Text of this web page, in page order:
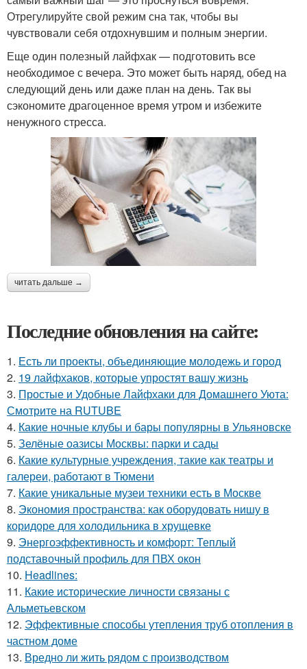
Отрегулируйте свой режим сна так, чтобы вы
чувствовали себя отдохнувшим и полным энергии.
Еще один полезный лайфхак — подготовить все
необходимое с вечера. Это может быть наряд, обед на
следующий день или даже план на день. Так вы
сэкономите драгоценное время утром и избежите
ненужного стресса.
читать дальше →
Последние обновления на сайте:
1. Есть ли проекты, объединяющие молодежь и город
2. 19 лайфхаков, которые упростят вашу жизнь
3. Простые и Удобные Лайфхаки для Домашнего Уюта:
Смотрите на RUTUBE
4. Какие ночные клубы и бары популярны в Ульяновске
5. Зелёные оазисы Москвы: парки и сады
6. Какие культурные учреждения, такие как театры и
галереи, работают в Тюмени
7. Какие уникальные музеи техники есть в Москве
8. Экономия пространства: как оборудовать нишу в
коридоре для холодильника в хрущевке
9. Энергоэффективность и комфорт: Теплый
подставочный профиль для ПВХ окон
10. Headlines:
11. Какие исторические личности связаны с
Альметьевском
12. Эффективные способы утепления труб отопления в
частном доме
13. Вредно ли жить рядом с производством